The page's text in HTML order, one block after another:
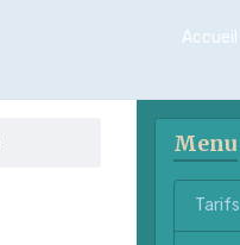
Accueil
Menu
Tarifs